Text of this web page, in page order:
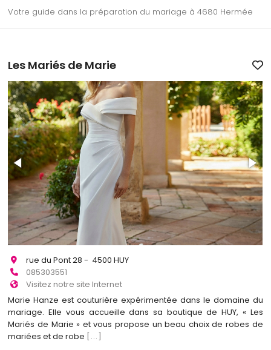
Votre guide dans la préparation du mariage à 4680 Hermée
Les Mariés de Marie
rue du Pont 28 - 4500 HUY
085303551
Visitez notre site Internet
Marie Hanze est couturière expérimentée dans le domaine du
mariage. Elle vous accueille dans sa boutique de HUY, « Les
Mariés de Marie » et vous propose un beau choix de robes de
mariées et de robe
[...]